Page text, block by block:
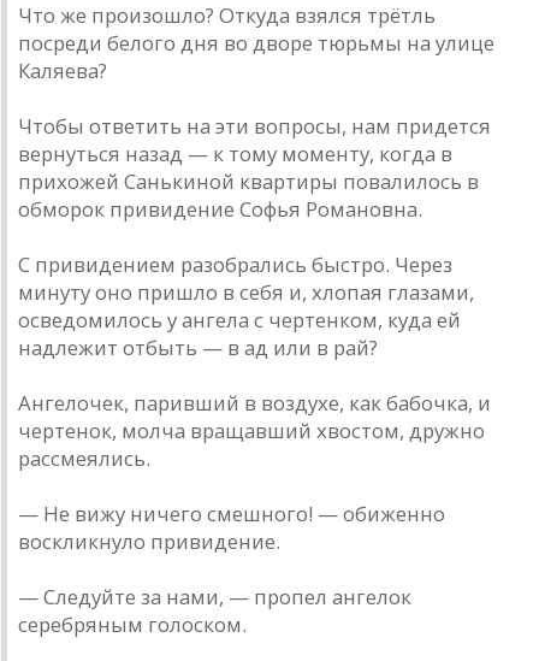
Что же произошло? Откуда взялся трётль
посреди белого дня во дворе тюрьмы на улице
Каляева?
Чтобы ответить на эти вопросы, нам придется
вернуться назад — к тому моменту, когда в
прихожей Санькиной квартиры повалилось в
обморок привидение Софья Романовна.
С привидением разобрались быстро. Через
минуту оно пришло в себя и, хлопая глазами,
осведомилось у ангела с чертенком, куда ей
надлежит отбыть — в ад или в рай?
Ангелочек, паривший в воздухе, как бабочка, и
чертенок, молча вращавший хвостом, дружно
рассмеялись.
— Не вижу ничего смешного! — обиженно
воскликнуло привидение.
— Следуйте за нами, — пропел ангелок
серебряным голоском.